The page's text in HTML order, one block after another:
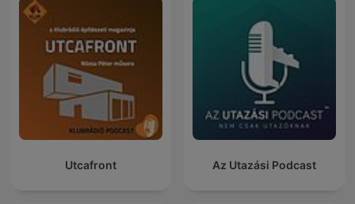
Utcafront Az Utazási Podcast